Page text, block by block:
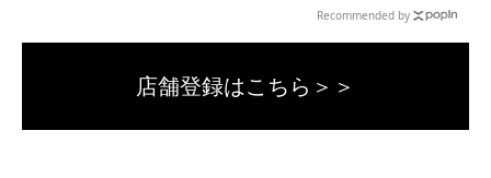
Recommended by
店舗登録はこちら＞＞